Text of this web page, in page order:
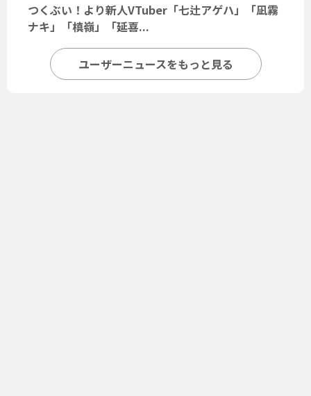
つくぶい！より新人VTuber「七辻アゲハ」「凪霧
ナキ」「槙嶺」「延喜...
ユーザーニュースをもっと見る